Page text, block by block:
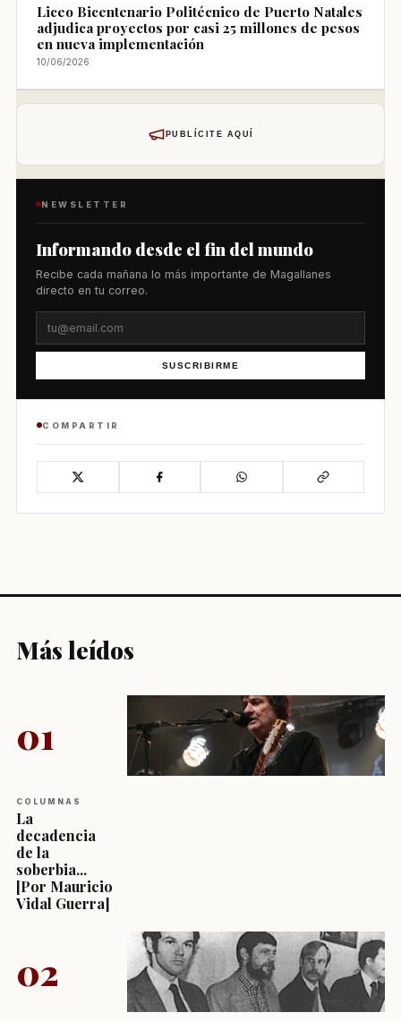
Liceo Bicentenario Politécnico de Puerto Natales
adjudica proyectos por casi 25 millones de pesos
en nueva implementación
10/06/2026
PUBLÍCITE AQUÍ
NEWSLETTER
Informando desde el fin del mundo
Recibe cada mañana lo más importante de Magallanes
directo en tu correo.
SUSCRIBIRME
COMPARTIR
Más leídos
01
COLUMNAS
La
decadencia
de la
soberbia...
[Por Mauricio
Vidal Guerra]
02